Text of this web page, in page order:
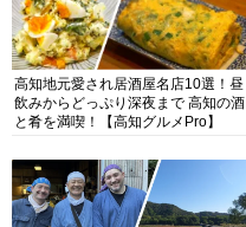
高知地元愛され居酒屋名店10選！昼
飲みからどっぷり深夜まで 高知の酒
と肴を満喫！【高知グルメPro】